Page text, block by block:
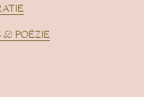
& POËZIE